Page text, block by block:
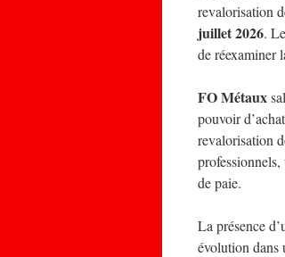
revalorisation
juillet 2026. Le
de réexaminer
FO Métaux
pouvoir
revalorisation
de paie.
La présence
évolution dans